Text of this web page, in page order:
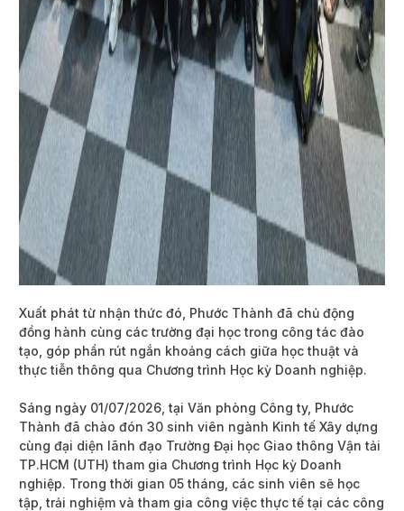
Xuất phát từ nhận thức đó, Phước Thành đã chủ động
đồng hành cùng các trường đại học trong công tác đào
tạo, góp phần rút ngắn khoảng cách giữa học thuật và
thực tiễn thông qua Chương trình Học kỳ Doanh nghiệp.
Sáng ngày 01/07/2026, tại Văn phòng Công ty, Phước
Thành đã chào đón 30 sinh viên ngành Kinh tế Xây dựng
cùng đại diện lãnh đạo Trường Đại học Giao thông Vận tải
TP.HCM (UTH) tham gia Chương trình Học kỳ Doanh
nghiệp. Trong thời gian 05 tháng, các sinh viên sẽ học
tập, trải nghiệm và tham gia công việc thực tế tại các công